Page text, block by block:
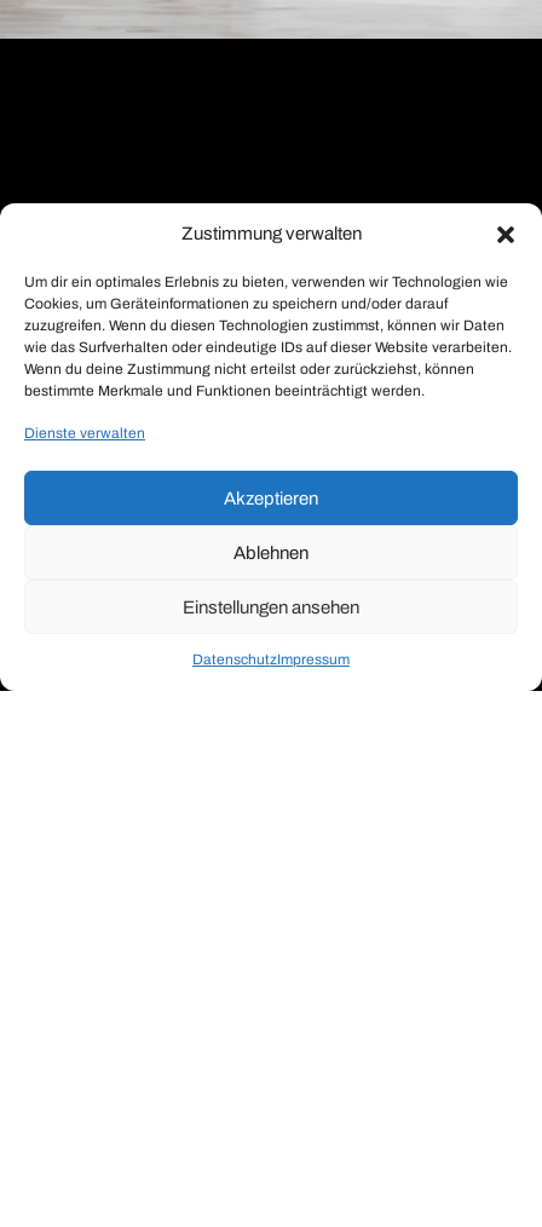
Zustimmung verwalten
Um dir ein optimales Erlebnis zu bieten, verwenden wir Technologien wie
Cookies, um Geräteinformationen zu speichern und/oder darauf
zuzugreifen. Wenn du diesen Technologien zustimmst, können wir Daten
wie das Surfverhalten oder eindeutige IDs auf dieser Website verarbeiten.
Wenn du deine Zustimmung nicht erteilst oder zurückziehst, können
bestimmte Merkmale und Funktionen beeinträchtigt werden.
Dienste verwalten
Akzeptieren
Ablehnen
Einstellungen ansehen
DatenschutzImpressum
Kontakt Musterhauspark